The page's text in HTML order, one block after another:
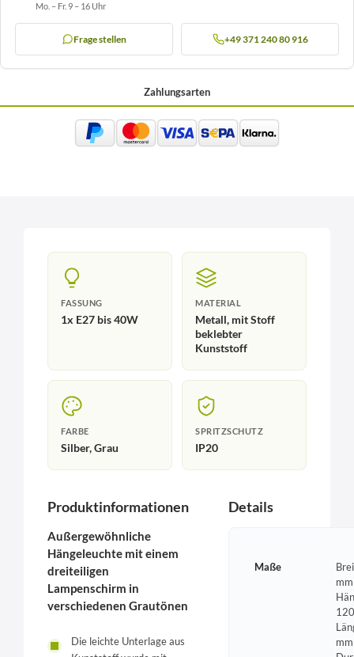
Mo. – Fr. 9 – 16 Uhr
Frage stellen +49 371 240 80 916
Zahlungsarten
FASSUNG
1x E27 bis 40W
MATERIAL
Metall, mit Stoff
beklebter
Kunststoff
FARBE
Silber, Grau
SPRITZSCHUTZ
IP20
Produktinformationen
Außergewöhnliche
Hängeleuchte mit einem
dreiteiligen
Lampenschirm in
verschiedenen Grautönen
Die leichte Unterlage aus
Details
Maße